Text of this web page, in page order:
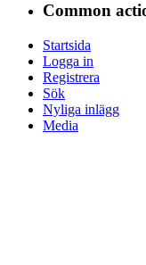
Common
Startsida
Logga in
Registrera
Sök
Nyliga inlägg
Media